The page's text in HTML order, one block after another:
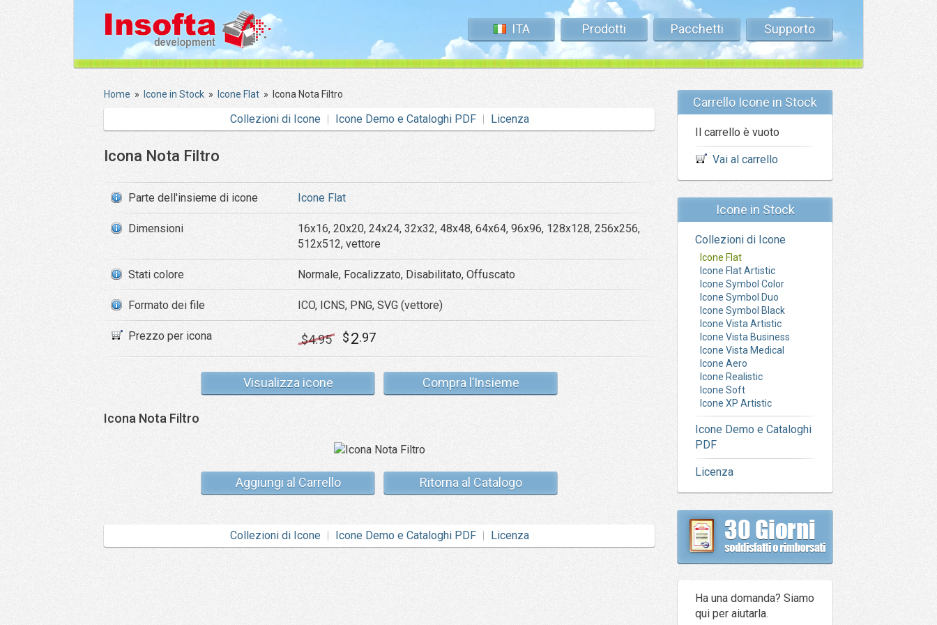
ITA Prodotti Pacchetti Supporto
Home » Icone in Stock » Icone Flat » Icona Nota Filtro
Collezioni di Icone Icone Demo e Cataloghi PDF Licenza
Icona Nota Filtro
Parte dell'insieme di icone Icone Flat
Dimensioni
16x16, 20x20, 24x24, 32x32, 48x48, 64x64, 96x96, 128x128, 256x256,
512x512, vettore
Stati colore Normale, Focalizzato, Disabilitato, Offuscato
Formato dei file ICO, ICNS, PNG, SVG (vettore)
Prezzo per icona $4.95 $2.97
Visualizza icone Compra l’Insieme
Icona Nota Filtro
Aggiungi al Carrello Ritorna al Catalogo
Collezioni di Icone Icone Demo e Cataloghi PDF Licenza
Carrello Icone in Stock
Il carrello è vuoto
Vai al carrello
Icone in Stock
Collezioni di Icone
Icone Flat
Icone Flat Artistic
Icone Symbol Color
Icone Symbol Duo
Icone Symbol Black
Icone Vista Artistic
Icone Vista Business
Icone Vista Medical
Icone Aero
Icone Realistic
Icone Soft
Icone XP Artistic
Icone Demo e Cataloghi
PDF
Licenza
Ha una domanda? Siamo
qui per aiutarla.